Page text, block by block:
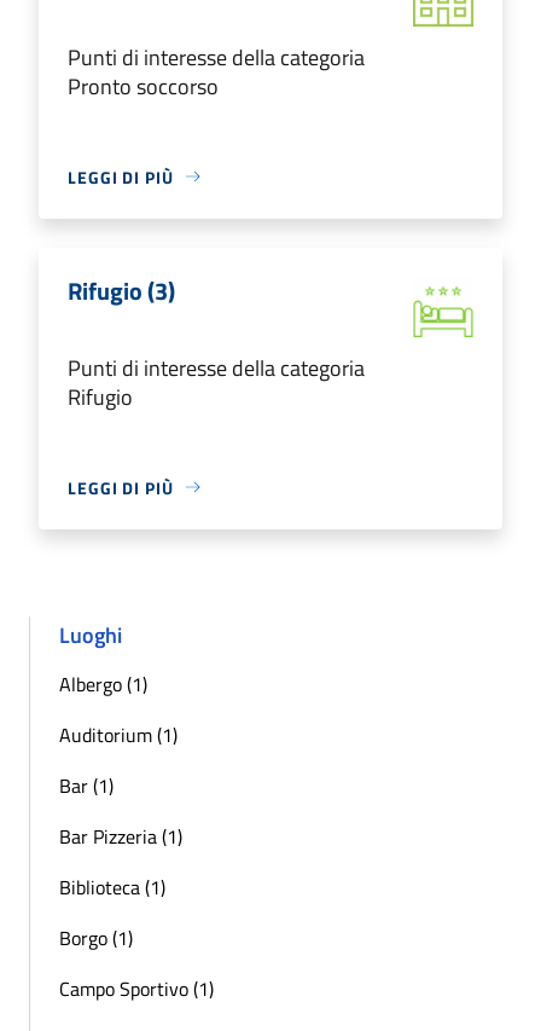
Punti di interesse della categoria
Pronto soccorso
LEGGI DI PIÙ
Rifugio (3)
Punti di interesse della categoria
Rifugio
LEGGI DI PIÙ
Luoghi
Albergo (1)
Auditorium (1)
Bar (1)
Bar Pizzeria (1)
Biblioteca (1)
Borgo (1)
Campo Sportivo (1)